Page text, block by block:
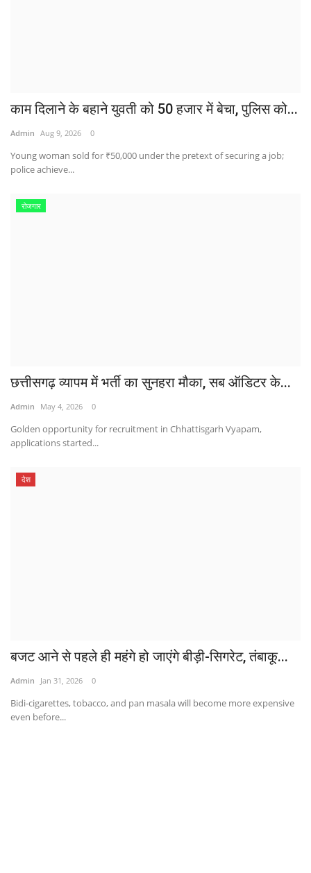
काम दिलाने के बहाने युवती को 50 हजार में बेचा, पुलिस को...
Admin Aug 9, 2026 0
Young woman sold for ₹50,000 under the pretext of securing a job;
police achieve...
रोजगार
छत्तीसगढ़ व्यापम में भर्ती का सुनहरा मौका, सब ऑडिटर के...
Admin May 4, 2026 0
Golden opportunity for recruitment in Chhattisgarh Vyapam,
applications started...
देश
बजट आने से पहले ही महंगे हो जाएंगे बीड़ी-सिगरेट, तंबाकू...
Admin Jan 31, 2026 0
Bidi-cigarettes, tobacco, and pan masala will become more expensive
even before...